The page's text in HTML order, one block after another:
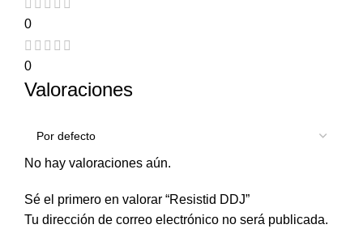
0
0
Valoraciones
No hay valoraciones aún.
Sé el primero en valorar “Resistid DDJ”
Tu dirección de correo electrónico no será publicada.